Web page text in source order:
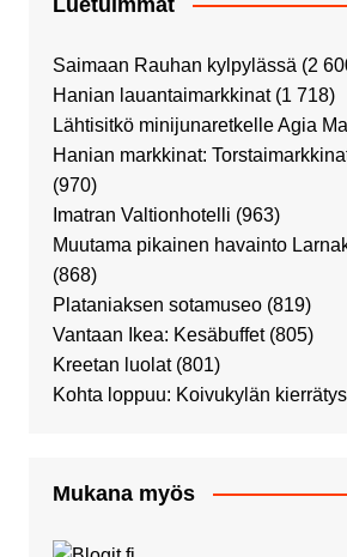
Saimaan Rauhan kylpylässä (2
Hanian lauantaimarkkinat (1 718)
Lähtisitkö minijunaretkelle Agia
Hanian markkinat:
(970)
Imatran Valtionhotelli (963)
Muutama pikainen havainto
(868)
Plataniaksen sotamuseo (819)
Vantaan Ikea: Kesäbuffet (805)
Kreetan luolat (801)
Kohta loppuu: Koivukylän
Mukana myös